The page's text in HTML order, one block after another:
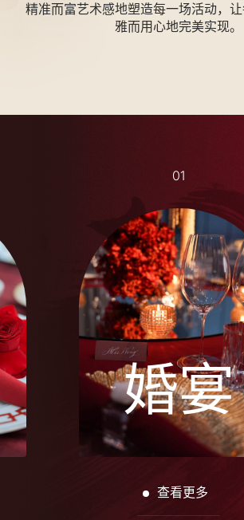
精准而富艺术感地塑造每一场活动，
雅而用心地完美实现。
01
婚宴
查看更多